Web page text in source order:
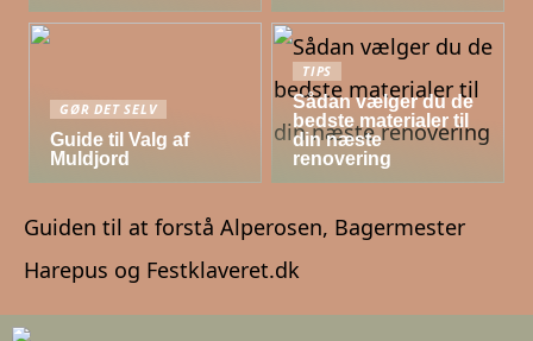
GØR DET SELV
Guide til Valg af
Muldjord
TIPS
Sådan vælger du de
bedste materialer til
din næste
renovering
Guiden til at forstå Alperosen, Bagermester
Harepus og Festklaveret.dk